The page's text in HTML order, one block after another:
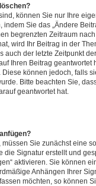
können Sie nur Ihre
Sie das „Ändere
begrenzten Zeitraum
wird Ihr Beitrag in der
auch der letzte Zeitpunkt
Ihren Beitrag geantwortet
können jedoch, falls
Bitte beachten Sie,
geantwortet hat.
Sie zunächst eine
Signatur erstellt und
aktivieren. Sie können
Anhängen Ihrer
möchten, so können